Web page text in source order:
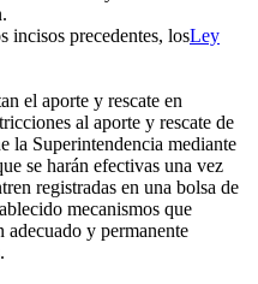
precedentes, losLey
el aporte y rescate en
al aporte y rescate de
la Superintendencia mediante
se harán efectivas una vez
registradas en una bolsa de
mecanismos que
adecuado y permanente